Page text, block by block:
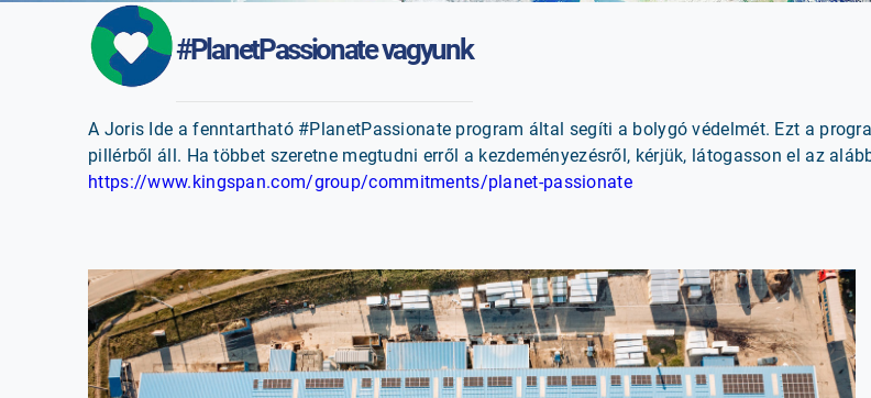
#PlanetPassionate vagyunk
A Joris Ide a fenntartható #PlanetPassionate program által segíti a bolygó védelmét. Ezt a
pillérből áll. Ha többet szeretne megtudni erről a kezdeményezésről, kérjük, látogasson el az
https://www.kingspan.com/group/commitments/planet-passionate